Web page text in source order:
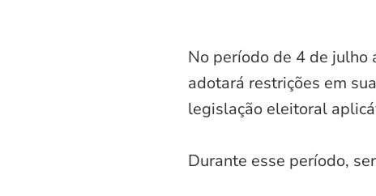
No período de 4 de julho
adotará restrições em
legislação eleitoral
Durante esse período,